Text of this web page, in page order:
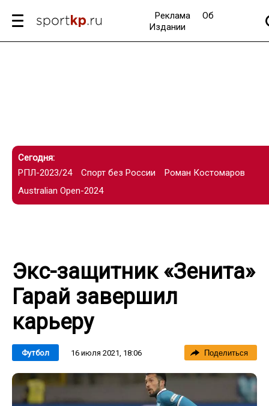
Реклама
Об
Издании
Сегодня:
РПЛ-2023/24
Спорт без России
Роман Костомаров
Australian Open-2024
Экс-защитник «Зенита»
Гарай завершил
карьеру
Футбол 16 июля 2021, 18:06 Поделиться